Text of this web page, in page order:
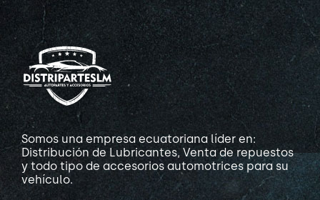
Somos una empresa ecuatoriana líder en:
Distribución de Lubricantes, Venta de repuestos
y todo tipo de accesorios automotrices para su
vehículo.